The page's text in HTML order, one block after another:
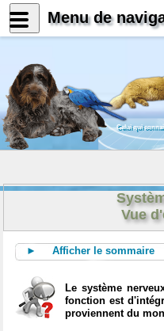
Celui qui
Vue
► Afficher le sommaire
Le système
fonction est
proviennent du
Menu de